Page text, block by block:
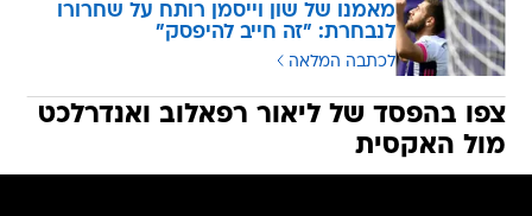
מאמנו של שון וייסמן רותח על שחרורו
לנבחרת: "זה חייב להיפסק"
לכתבה המלאה
צפו בהפסד של ליאור רפאלוב ואנדרלכט
מול האקסית